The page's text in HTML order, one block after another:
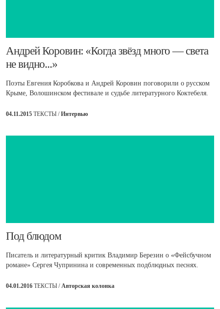
​Андрей Коровин: «Когда звёзд много — света
не видно...»
Поэты Евгения Коробкова и Андрей Коровин поговорили о русском
Крыме, Волошинском фестивале и судьбе литературного Коктебеля.
04.11.2015 ТЕКСТЫ /Интервью
​Под блюдом
Писатель и литературный критик Владимир Березин о «Фейсбучном
романе» Сергея Чупринина и современных подблюдных песнях.
04.01.2016 ТЕКСТЫ / Авторская колонка